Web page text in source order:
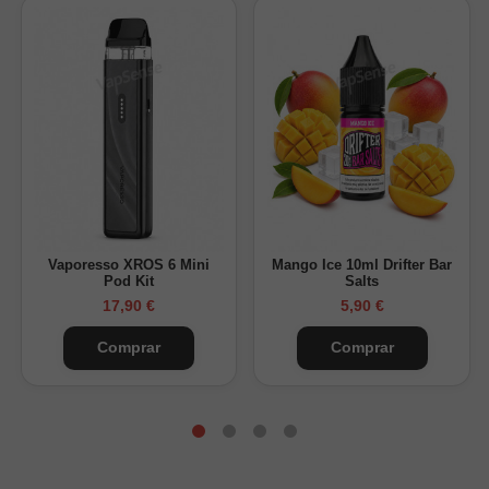
Vaporesso XROS 6 Mini
Pod Kit
17,90 €
Comprar
Mango Ice 10ml Drifter Bar
Salts
5,90 €
Comprar